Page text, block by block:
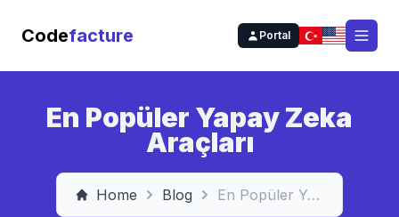
Codefacture Portal
En Popüler Yapay Zeka
Araçları
Home Blog En Popüler Yapay Zeka Araçları